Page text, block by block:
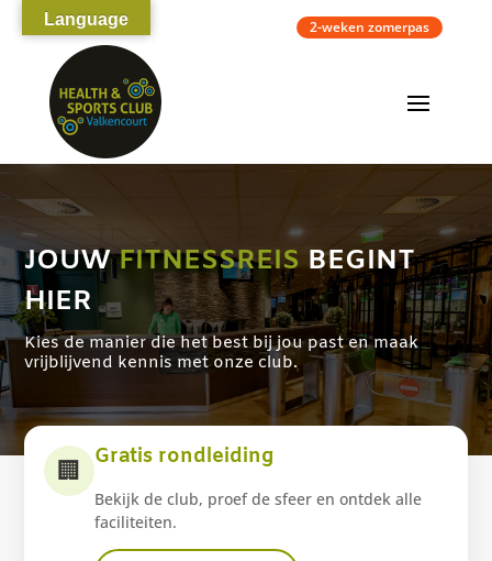
2-weken zomerpas
JOUWFITNESSREISBEGINT
HIER
Kies de manier die het best bij jou past en maak
vrijblijvend kennis met onze club.
🏢 Gratis rondleiding
Bekijk de club, proef de sfeer en ontdek alle
faciliteiten.
Language